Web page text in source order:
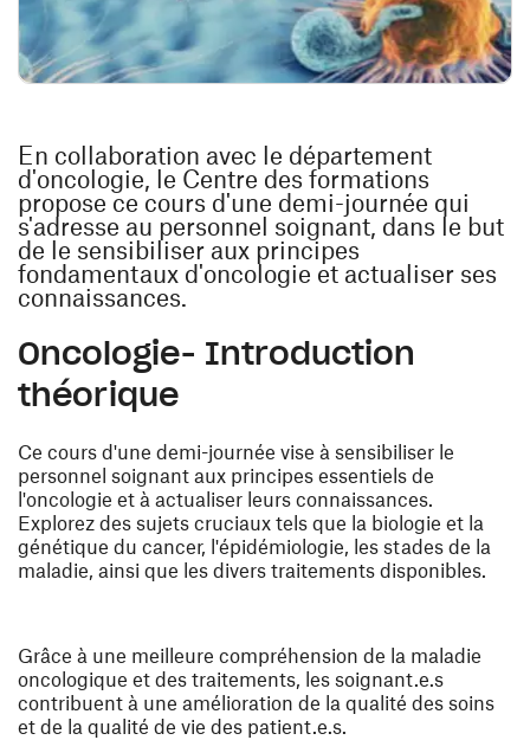
En collaboration avec le département
d'oncologie, le Centre des formations
propose ce cours d'une demi-journée qui
s'adresse au personnel soignant, dans le but
de le sensibiliser aux principes
fondamentaux d'oncologie et actualiser ses
connaissances.
Oncologie- Introduction
théorique
Ce cours d'une demi-journée vise à sensibiliser le
personnel soignant aux principes essentiels de
l'oncologie et à actualiser leurs connaissances.
Explorez des sujets cruciaux tels que la biologie et la
génétique du cancer, l'épidémiologie, les stades de la
maladie, ainsi que les divers traitements disponibles.
Grâce à une meilleure compréhension de la maladie
oncologique et des traitements, les soignant.e.s
contribuent à une amélioration de la qualité des soins
et de la qualité de vie des patient.e.s.